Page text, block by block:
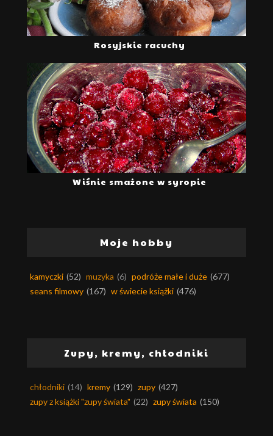
Rosyjskie racuchy
Wiśnie smażone w syropie
Moje hobby
kamyczki (52) muzyka (6) podróże małe i duże (677)
seans filmowy (167) w świecie książki (476)
Zupy, kremy, chłodniki
chłodniki (14) kremy (129) zupy (427)
zupy z książki "zupy świata" (22) zupy świata (150)